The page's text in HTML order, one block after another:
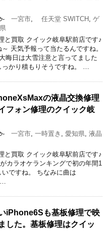
- 一宮市, 任天堂 SWITCH , ゲ
と買取 クイック岐阜駅前店です♪
天気予報って当たるんですね。
晦日は大雪注意と言ってました
っかり積もりそうですね。 …
の液晶交換修理
フォン修理のクイック岐
- 一宮市, 一時置き , 愛知県, 液晶
と買取 クイック岐阜駅前店です♪
カラオケランキングで初の年間1
ですね。 ちなみに曲は
…
iPhone6Sも基板修理で映
した。基板修理はクイッ